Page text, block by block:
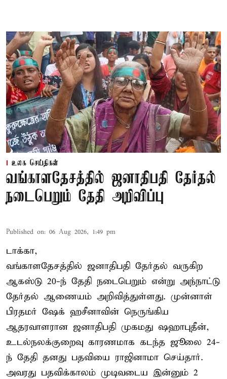
உலக செய்திகள்
வங்காளதேசத்தில் ஜனாதிபதி தேர்தல்
நடைபெறும் தேதி அறிவிப்பு
Published on: 06 Aug 2026, 1:49 pm
டாக்கா,
வங்காளதேசத்தில் ஜனாதிபதி தேர்தல் வருகிற
ஆகஸ்டு 20-ந் தேதி நடைபெறும் என்று அந்நாட்டு
தேர்தல் ஆணையம் அறிவித்துள்ளது. முன்னாள்
பிரதமர் ஷேக் ஹசீனாவின் நெருங்கிய
ஆதரவாளரான ஜனாதிபதி முகமது ஷஹாபுதீன்,
உடல்நலக்குறைவு காரணமாக கடந்த ஜூலை 24-
ந் தேதி தனது பதவியை ராஜினாமா செய்தார்.
அவரது பதவிக்காலம் முடிவடைய இன்னும் 2